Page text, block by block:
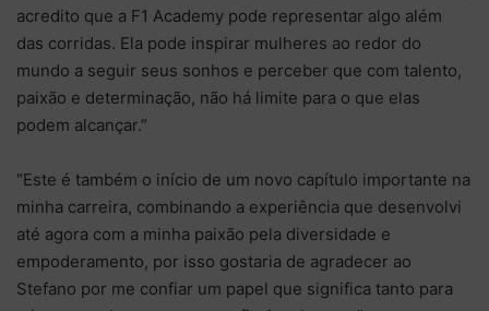
acredito que a F1 Academy pode representar algo além
das corridas. Ela pode inspirar mulheres ao redor do
mundo a seguir seus sonhos e perceber que com talento,
paixão e determinação, não há limite para o que elas
podem alcançar.”
“Este é também o início de um novo capítulo importante na
minha carreira, combinando a experiência que desenvolvi
até agora com a minha paixão pela diversidade e
empoderamento, por isso gostaria de agradecer ao
Stefano por me confiar um papel que significa tanto para